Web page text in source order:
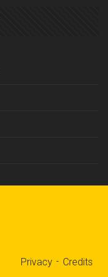
Privacy Credits